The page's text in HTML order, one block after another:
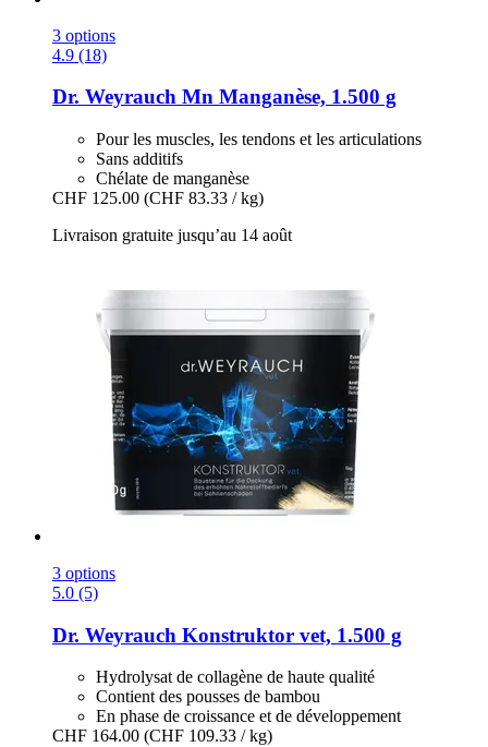
3 options
4.9 (18)
Dr. Weyrauch Mn Manganèse, 1.500 g
Pour les muscles, les tendons et les articulations
Sans additifs
Chélate de manganèse
CHF 125.00 (CHF 83.33 / kg)
Livraison gratuite jusqu’au 14 août
3 options
5.0 (5)
Dr. Weyrauch Konstruktor vet, 1.500 g
Hydrolysat de collagène de haute qualité
Contient des pousses de bambou
En phase de croissance et de développement
CHF 164.00 (CHF 109.33 / kg)